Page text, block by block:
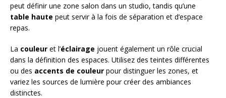
peut définir une zone salon dans un studio, tandis qu’une
table haute peut servir à la fois de séparation et d’espace
repas.
La couleur et l’éclairage jouent également un rôle crucial
dans la définition des espaces. Utilisez des teintes différentes
ou des accents de couleur pour distinguer les zones, et
variez les sources de lumière pour créer des ambiances
distinctes.